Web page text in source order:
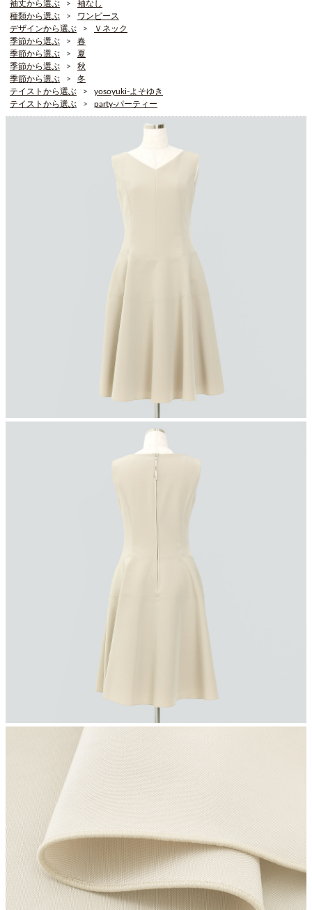
袖丈から選ぶ
袖なし
種類から選ぶ
ワンピース
デザインから選ぶ
Ｖネック
季節から選ぶ
春
季節から選ぶ
夏
季節から選ぶ
秋
季節から選ぶ
冬
テイストから選ぶ
yosoyuki-よそゆき
テイストから選ぶ
party-パーティー